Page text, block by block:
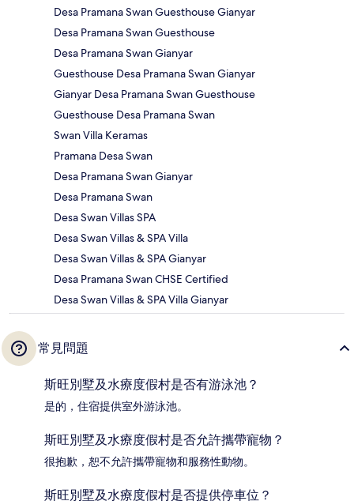
Desa Pramana Swan Guesthouse Gianyar
Desa Pramana Swan Guesthouse
Desa Pramana Swan Gianyar
Guesthouse Desa Pramana Swan Gianyar
Gianyar Desa Pramana Swan Guesthouse
Guesthouse Desa Pramana Swan
Swan Villa Keramas
Pramana Desa Swan
Desa Pramana Swan Gianyar
Desa Pramana Swan
Desa Swan Villas SPA
Desa Swan Villas & SPA Villa
Desa Swan Villas & SPA Gianyar
Desa Pramana Swan CHSE Certified
Desa Swan Villas & SPA Villa Gianyar
常見問題
斯旺別墅及水療度假村是否有游泳池？
是的，住宿提供室外游泳池。
斯旺別墅及水療度假村是否允許攜帶寵物？
很抱歉，恕不允許攜帶寵物和服務性動物。
斯旺別墅及水療度假村是否提供停車位？